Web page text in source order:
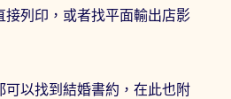
接列印，或者找平面輸出店影
可以找到結婚書約，在此也附